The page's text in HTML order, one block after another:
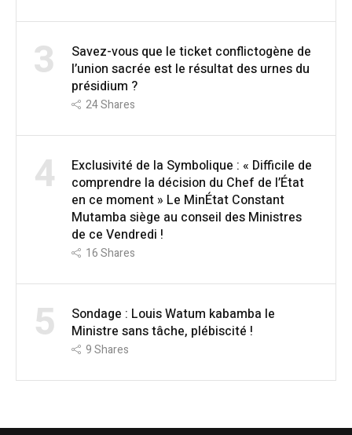
3
Savez-vous que le ticket conflictogène de
l’union sacrée est le résultat des urnes du
présidium ?
24Shares
4
Exclusivité de la Symbolique : « Difficile de
comprendre la décision du Chef de l’État
en ce moment » Le MinÉtat Constant
Mutamba siège au conseil des Ministres
de ce Vendredi !
16Shares
5
Sondage : Louis Watum kabamba le
Ministre sans tâche, plébiscité !
9Shares